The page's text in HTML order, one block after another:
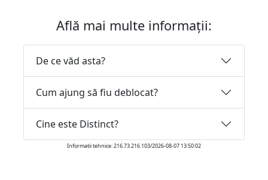
Află mai multe informații:
De ce văd asta?
Cum ajung să fiu deblocat?
Cine este Distinct?
Informatii tehnice: 216.73.216.103/2026-08-07 13:50:02